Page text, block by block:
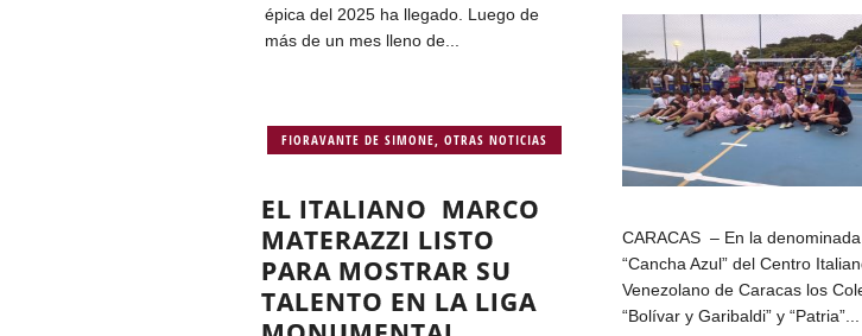
épica del 2025 ha llegado. Luego de
más de un mes lleno de...
CARACAS – En la denominada
“Cancha Azul” del Centro
Venezolano de Caracas los
“Bolívar y Garibaldi” y “Patria”...
FIORAVANTE DE SIMONE ,OTRAS NOTICIAS
EL ITALIANO MARCO
MATERAZZI LISTO
PARA MOSTRAR SU
TALENTO EN LA LIGA